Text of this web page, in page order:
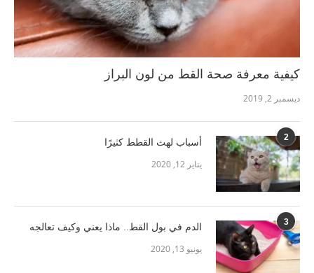
كيفية معرفة صحة القط من لون البراز
ديسمبر 2, 2019
2 أسباب لهث القطط كثيرًا
يناير 12, 2020
3 الدم في بول القط.. ماذا يعني وكيف تعالجه
يونيو 13, 2020